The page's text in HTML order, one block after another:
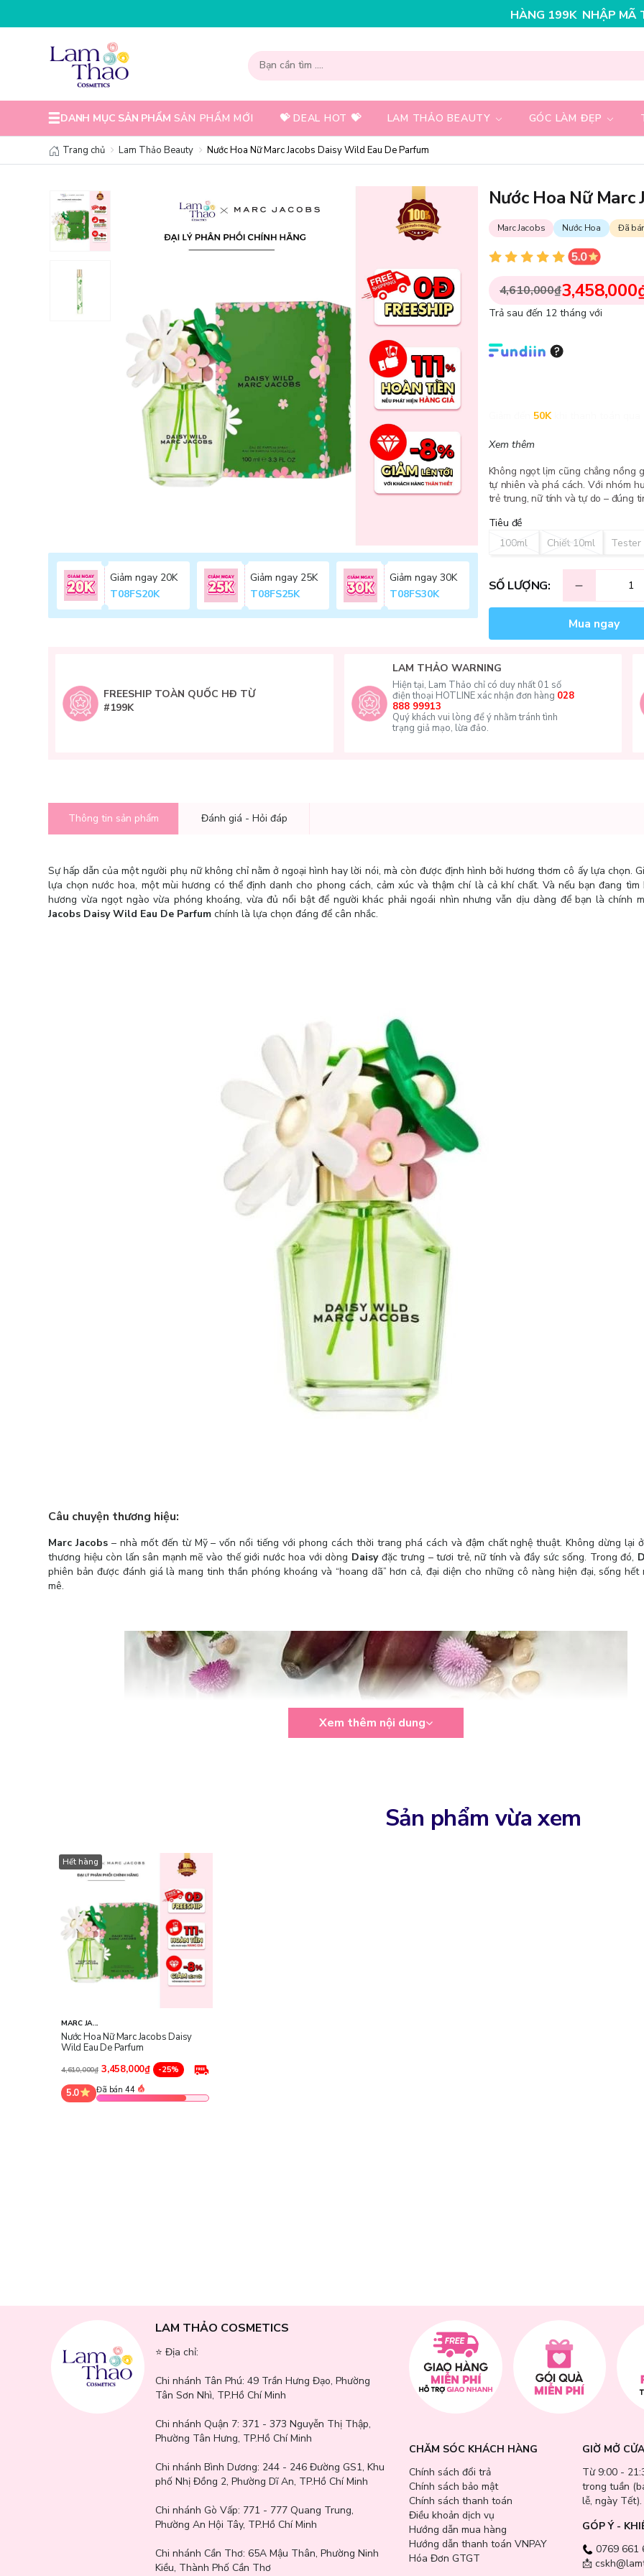
NHẬP MÃ T08FS25K - GIẢM
DANH MỤC SẢN PHẨM SẢN PHẨM MỚI 💝 DEAL HOT 💝 LAM THẢO BEAUTY GÓC LÀM ĐẸP
Trang chủ Lam Thảo Beauty Nước Hoa Nữ Marc Jacobs Daisy Wild Eau De Parfum
Giảm ngay 20K
T08FS20K
Giảm ngay 25K
T08FS25K
Giảm ngay 30K
T08FS30K
Nước Hoa Nữ
Marc Jacobs Nước Hoa Đã
4,610,000₫
Trả sau đến 12 tháng với
50K
Xem thêm
Không ngọt lịm cũng chẳng nồng
tự nhiên và phá cách. Với nhóm
trẻ trung, nữ tính và tự do – đúng
Tiêu đề
100ml
Chiết 10ml Tester
SỐ LƯỢNG:
Mua ngay
FREESHIP TOÀN QUỐC HĐ TỪ
#199K
LAM THẢO WARNING
Hiện tại, Lam Thảo chỉ có duy nhất 01 số
điện thoại HOTLINE xác nhận đơn hàng 028
888 99913
Quý khách vui lòng để ý nhằm tránh tình
trạng giả mạo, lừa đảo.
Thông tin sản phẩm Đánh giá - Hỏi đáp
Sự hấp dẫn của một người phụ nữ không chỉ nằm ở ngoại hình hay lời nói, mà còn được định hình bởi hương thơm cô ấy lựa chọn.
lựa chọn nước hoa, một mùi hương có thể định danh cho phong cách, cảm xúc và thậm chí là cả khí chất. Và nếu bạn đang tìm
hương vừa ngọt ngào vừa phóng khoáng, vừa đủ nổi bật để người khác phải ngoái nhìn nhưng vẫn dịu dàng để bạn là chính
Jacobs Daisy Wild Eau De Parfum chính là lựa chọn đáng để cân nhắc.
Câu chuyện thương hiệu:
Marc Jacobs – nhà mốt đến từ Mỹ – vốn nổi tiếng với phong cách thời trang phá cách và đậm chất nghệ thuật. Không dừng lại
thương hiệu còn lấn sân mạnh mẽ vào thế giới nước hoa với dòng Daisyđặc trưng – tươi trẻ, nữ tính và đầy sức sống. Trong đó,
phiên bản được đánh giá là mang tinh thần phóng khoáng và “hoang dã” hơn cả, đại diện cho những cô nàng hiện đại, sống hết
mê.
Là phụ kiện mùi hương phù hợp với khí hậu nóng ẩm như Việt Nam.
Xem thêm nội dung
Sản phẩm vừa xem
Hết hàng
MARC JA...
Nước Hoa Nữ Marc Jacobs Daisy
Wild Eau De Parfum
4,610,000₫ 3,458,000₫ -25%
5.0 Đã bán 44
LAM THẢO COSMETICS
⭐️ Địa chỉ:
Chi nhánh Tân Phú: 49 Trần Hưng Đạo, Phường
Tân Sơn Nhì, TP.Hồ Chí Minh
Chi nhánh Quận 7: 371 - 373 Nguyễn Thị Thập,
Phường Tân Hưng, TP.Hồ Chí Minh
Chi nhánh Bình Dương: 244 - 246 Đường GS1, Khu
phố Nhị Đồng 2, Phường Dĩ An, TP.Hồ Chí Minh
Chi nhánh Gò Vấp: 771 - 777 Quang Trung,
Phường An Hội Tây, TP.Hồ Chí Minh
Chi nhánh Cần Thơ: 65A Mậu Thân, Phường Ninh
Kiều, Thành Phố Cần Thơ
CHĂM SÓC KHÁCH HÀNG
Chính sách đổi trả
Chính sách bảo mật
Chính sách thanh toán
Điều khoản dịch vụ
Hướng dẫn mua hàng
Hướng dẫn thanh toán VNPAY
Hóa Đơn GTGT
GIỜ MỞ CỬA
Từ 9:00 -
trong tuần
lễ, ngày Tết).
GÓP Ý -
0769 661
📩